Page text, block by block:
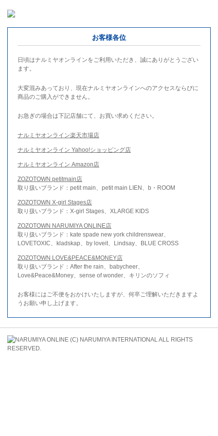
お客様各位
日頃はナルミヤオンラインをご利用いただき、誠にありがとうござい
ます。
大変混みあっており、現在ナルミヤオンラインへのアクセスならびに
商品のご購入ができません。
お急ぎの場合は下記店舗にて、お買い求めください。
ナルミヤオンライン楽天市場店
ナルミヤオンライン Yahoo!ショッピング店
ナルミヤオンライン Amazon店
ZOZOTOWN petitmain店
取り扱いブランド：petit main、petit main LIEN、b・ROOM
ZOZOTOWN X-girl Stages店
取り扱いブランド：X-girl Stages、XLARGE KIDS
ZOZOTOWN NARUMIYA ONLINE店
取り扱いブランド：kate spade new york childrenswear、
LOVETOXIC、kladskap、by loveit、Lindsay、BLUE CROSS
ZOZOTOWN LOVE&PEACE&MONEY店
取り扱いブランド：After the rain、babycheer、
Love&Peace&Money、sense of wonder、キリンのソフィ
お客様にはご不便をおかけいたしますが、何卒ご理解いただきますよ
うお願い申し上げます。